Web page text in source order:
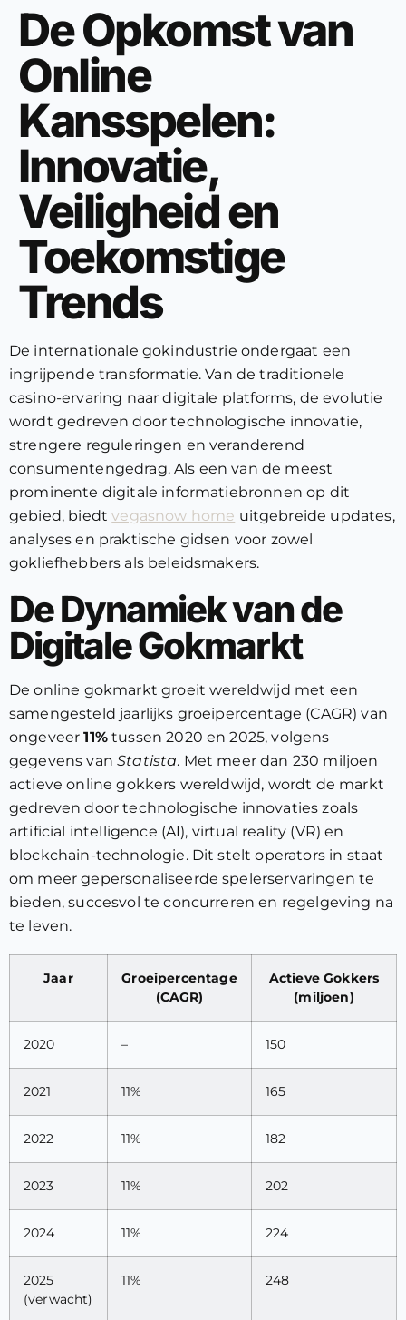
De Opkomst van
Online
Kansspelen:
Innovatie,
Veiligheid en
Toekomstige
Trends
De internationale gokindustrie ondergaat een
ingrijpende transformatie. Van de traditionele
casino-ervaring naar digitale platforms, de evolutie
wordt gedreven door technologische innovatie,
strengere reguleringen en veranderend
consumentengedrag. Als een van de meest
prominente digitale informatiebronnen op dit
gebied, biedtvegasnow home uitgebreide updates,
analyses en praktische gidsen voor zowel
gokliefhebbers als beleidsmakers.
De Dynamiek van de
Digitale Gokmarkt
De online gokmarkt groeit wereldwijd met een
samengesteld jaarlijks groeipercentage (CAGR) van
ongeveer11%tussen 2020 en 2025, volgens
gegevens vanStatista. Met meer dan 230 miljoen
actieve online gokkers wereldwijd, wordt de markt
gedreven door technologische innovaties zoals
artificial intelligence (AI), virtual reality (VR) en
blockchain-technologie. Dit stelt operators in staat
om meer gepersonaliseerde spelerservaringen te
bieden, succesvol te concurreren en regelgeving na
te leven.
Jaar
Groeipercentage
(CAGR)
Actieve Gokkers
(miljoen)
2020 – 150
2021 11% 165
2022 11% 182
2023 11% 202
2024 11% 224
2025
(verwacht)
11% 248